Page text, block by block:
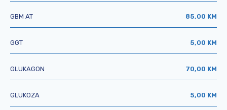
GBM AT 85,00 KM
GGT 5,00 KM
GLUKAGON 70,00 KM
GLUKOZA 5,00 KM